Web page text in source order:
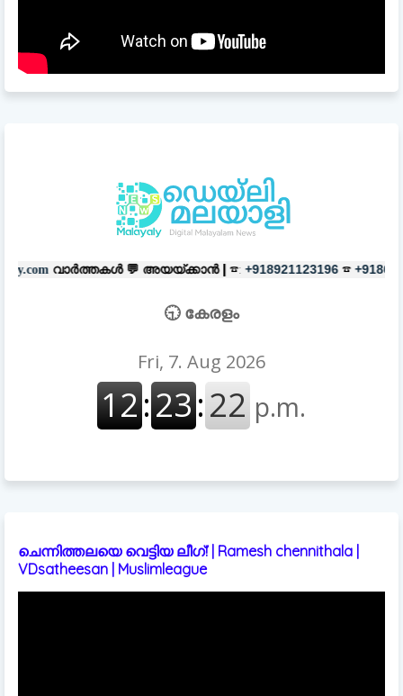
💬അയയ്ക്കാൻ | ☎: +918921123196 ☎ +918606657037
🕤 കേരളം
ചെന്നിത്തലയെ വെട്ടിയ ലീഗ്! | Ramesh chennithala |
VDsatheesan | Muslimleague